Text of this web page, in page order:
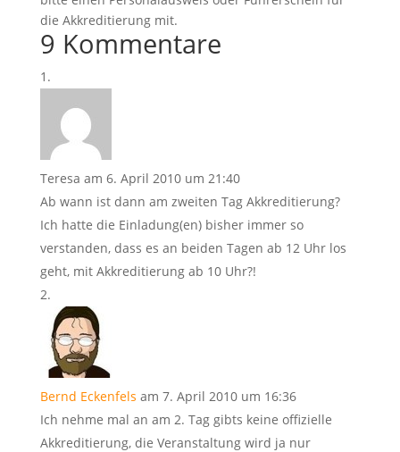
die Akkreditierung mit.
9 Kommentare
Teresa am 6. April 2010 um 21:40
Ab wann ist dann am zweiten Tag Akkreditierung?
Ich hatte die Einladung(en) bisher immer so
verstanden, dass es an beiden Tagen ab 12 Uhr los
geht, mit Akkreditierung ab 10 Uhr?!
Bernd Eckenfels am 7. April 2010 um 16:36
Ich nehme mal an am 2. Tag gibts keine offizielle
Akkreditierung, die Veranstaltung wird ja nur